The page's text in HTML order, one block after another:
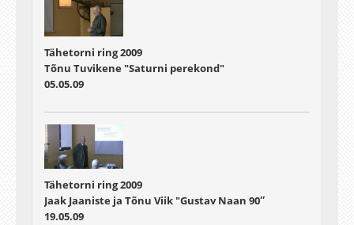
Tähetorni ring 2009
Tõnu Tuvikene "Saturni perekond"
05.05.09
Tähetorni ring 2009
Jaak Jaaniste ja Tõnu Viik "Gustav Naan 90″
19.05.09